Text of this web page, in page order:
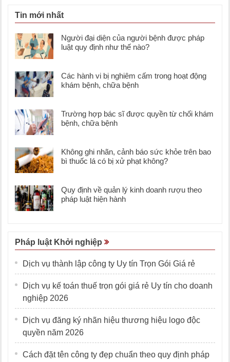
Tin mới nhất
Người đại diện của người bệnh được pháp
luật quy định như thế nào?
Các hành vi bị nghiêm cấm trong hoạt động
khám bệnh, chữa bệnh
Trường hợp bác sĩ được quyền từ chối khám
bệnh, chữa bệnh
Không ghi nhãn, cảnh báo sức khỏe trên bao
bì thuốc lá có bị xử phạt không?
Quy định về quản lý kinh doanh rượu theo
pháp luật hiện hành
Pháp luật Khởi nghiệp
Dịch vụ thành lập công ty Uy tín Trọn Gói Giá rẻ
Dịch vụ kế toán thuế trọn gói giá rẻ Uy tín cho doanh
nghiệp 2026
Dịch vụ đăng ký nhãn hiệu thương hiệu logo độc
quyền năm 2026
Cách đặt tên công ty đẹp chuẩn theo quy định pháp